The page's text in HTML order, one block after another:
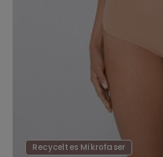
Recyceltes Mikrofaser